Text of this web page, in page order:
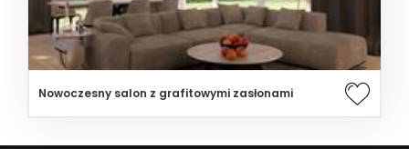
Nowoczesny salon z grafitowymi zasłonami